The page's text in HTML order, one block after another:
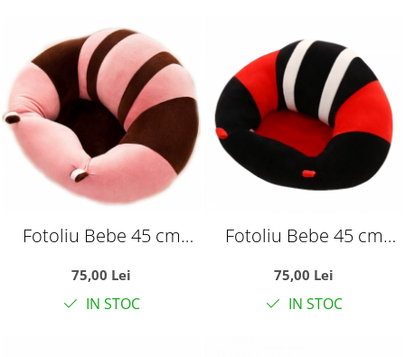
Fotoliu Bebe 45 cm
Fundulet - roz
75,00 Lei
IN STOC
Fotoliu Bebe 45 cm
Fundulet - rosu
75,00 Lei
IN STOC